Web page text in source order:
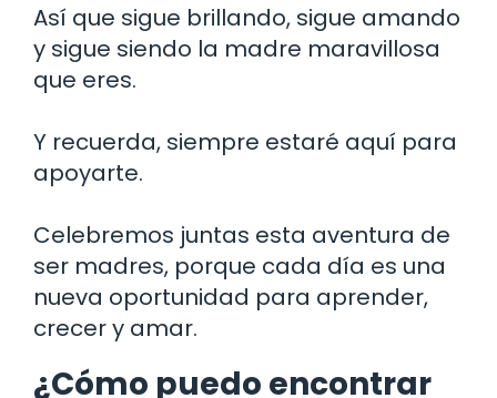
Así que sigue brillando, sigue amando
y sigue siendo la madre maravillosa
que eres.
Y recuerda, siempre estaré aquí para
apoyarte.
Celebremos juntas esta aventura de
ser madres, porque cada día es una
nueva oportunidad para aprender,
crecer y amar.
¿Cómo puedo encontrar